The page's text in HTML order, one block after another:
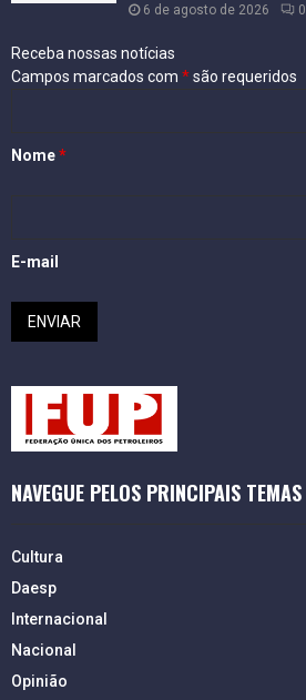
6 de agosto de 2026 0
Receba nossas notícias
Campos marcados com *são requeridos
Nome*
E-mail
NAVEGUE PELOS PRINCIPAIS TEMAS
Cultura
Daesp
Internacional
Nacional
Opinião